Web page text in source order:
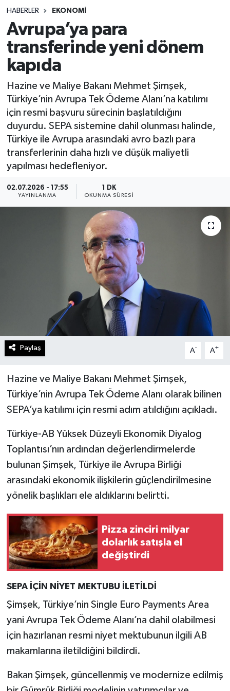
HABERLER EKONOMI
Avrupa’ya para
transferinde yeni dönem
kapıda
Hazine ve Maliye Bakanı Mehmet Şimşek,
Türkiye’nin Avrupa Tek Ödeme Alanı’na katılımı
için resmi başvuru sürecinin başlatıldığını
duyurdu. SEPA sistemine dahil olunması halinde,
Türkiye ile Avrupa arasındaki avro bazlı para
transferlerinin daha hızlı ve düşük maliyetli
yapılması hedefleniyor.
02.07.2026 - 17:55
YAYINLANMA
1 DK
OKUNMA SÜRESI
Paylaş A- A+
Hazine ve Maliye Bakanı Mehmet Şimşek,
Türkiye’nin Avrupa Tek Ödeme Alanı olarak bilinen
SEPA’ya katılımı için resmi adım atıldığını açıkladı.
Türkiye-AB Yüksek Düzeyli Ekonomik Diyalog
Toplantısı’nın ardından değerlendirmelerde
bulunan Şimşek, Türkiye ile Avrupa Birliği
arasındaki ekonomik ilişkilerin güçlendirilmesine
yönelik başlıkları ele aldıklarını belirtti.
Pizza zinciri milyar
dolarlık satışla el
değiştirdi
SEPA İÇİN NİYET MEKTUBU İLETİLDİ
Şimşek, Türkiye’nin Single Euro Payments Area
yani Avrupa Tek Ödeme Alanı’na dahil olabilmesi
için hazırlanan resmi niyet mektubunun ilgili AB
makamlarına iletildiğini bildirdi.
Bakan Şimşek, güncellenmiş ve modernize edilmiş
Spor
Teknoloji
Yaşam